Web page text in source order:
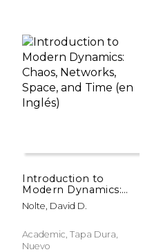
Introduction to
Modern Dynamics:
Chaos, Networks,
Space, and Time (en
Nolte, David D.
Academic, Tapa Dura,
Nuevo